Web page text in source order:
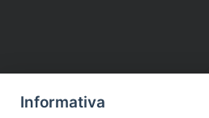
DIOCESI
Informativa